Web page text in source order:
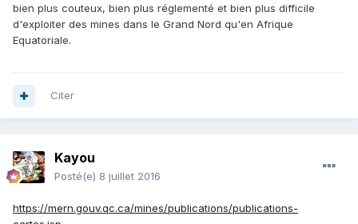
bien plus couteux, bien plus réglementé et bien plus difficile
d'exploiter des mines dans le Grand Nord qu'en Afrique
Equatoriale.
Citer
Kayou
Posté(e) 8 juillet 2016
https://mern.gouv.qc.ca/mines/publications/publications-